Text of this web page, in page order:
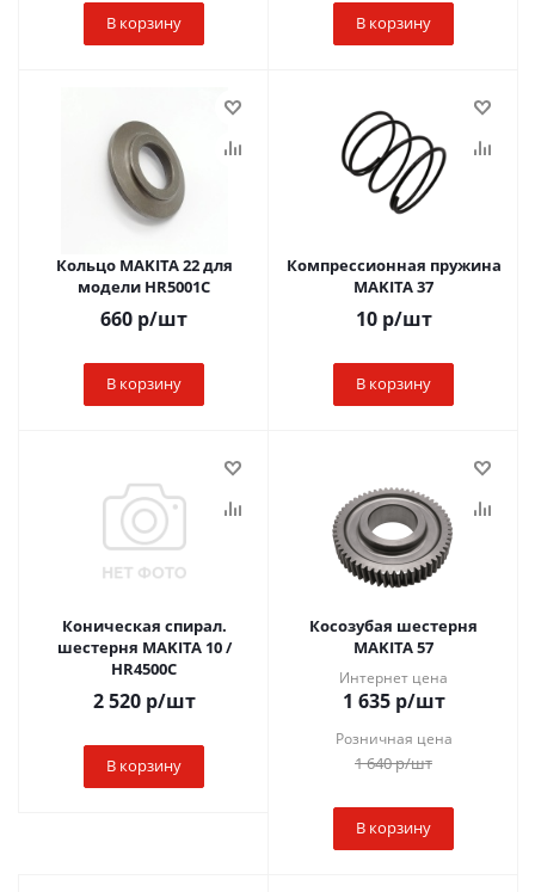
В корзину В корзину
Кольцо MAKITA 22 для
модели HR5001C
660 р/шт
В корзину
Компрессионная пружина
MAKITA 37
10р/шт
В корзину
Коническая спирал.
шестерня MAKITA 10 /
HR4500C
2 520р/шт
В корзину
Косозубая шестерня
MAKITA 57
Интернет цена
1 635р/шт
Розничная цена
1 640р/шт
В корзину